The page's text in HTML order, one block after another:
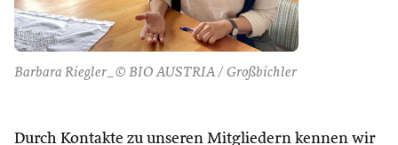
Barbara Riegler_© BIO AUSTRIA / Großbichler
Durch Kontakte zu unseren Mitgliedern kennen wir